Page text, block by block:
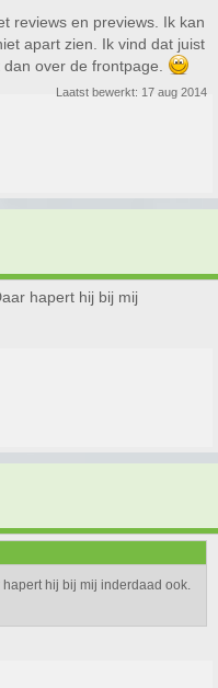
reviews en previews. Ik kan
apart zien. Ik vind dat juist
over de frontpage.
Laatst bewerkt: 17 aug 2014
hapert hij bij mij
hij bij mij inderdaad ook.